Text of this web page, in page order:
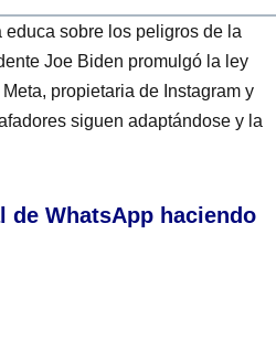
educa sobre los peligros de la
Joe Biden promulgó la ley
propietaria de Instagram y
siguen adaptándose y la
de WhatsApp haciendo